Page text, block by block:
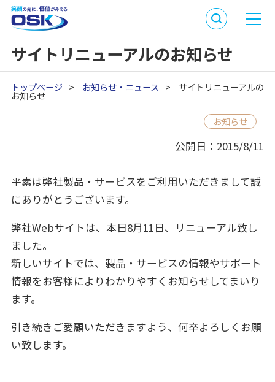
サイトリニューアルのお知らせ
トップページ > お知らせ・ニュース > サイトリニューアルの
お知らせ
お知らせ
公開日：2015/8/11
平素は弊社製品・サービスをご利用いただきまして誠
にありがとうございます。
弊社Webサイトは、本日8月11日、リニューアル致し
ました。
新しいサイトでは、製品・サービスの情報やサポート
情報をお客様によりわかりやすくお知らせしてまいり
ます。
引き続きご愛顧いただきますよう、何卒よろしくお願
い致します。